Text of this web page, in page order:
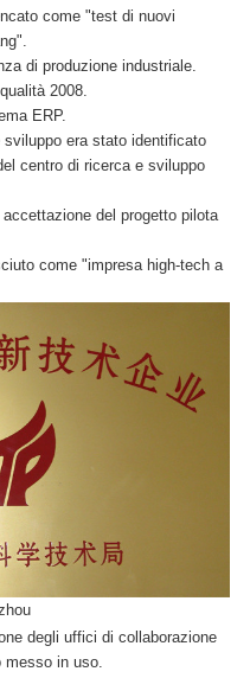
come "test di nuovi
di produzione industriale.
2008.
ERP.
sviluppo era stato identificato
centro di ricerca e sviluppo
del progetto pilota
come "impresa high-tech a
degli uffici di collaborazione
messo in uso.